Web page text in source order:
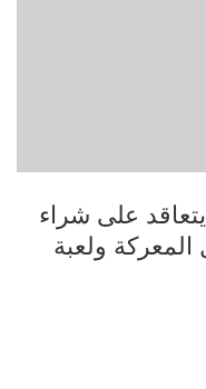
على شراء
ولعبة